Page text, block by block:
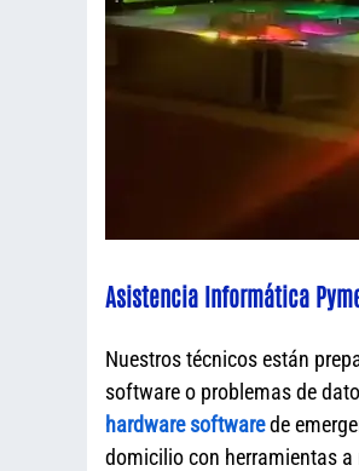
Asistencia Informática
Nuestros técnicos están
software o problemas de
hardware softwarede
domicilio con herramientas